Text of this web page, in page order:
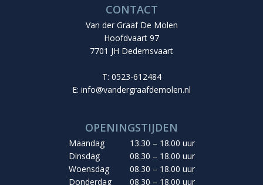
CONTACT
Van der Graaf De Molen
Hoofdvaart 97
7701 JH Dedemsvaart
T: 0523-612484
E: info@vandergraafdemolen.nl
OPENINGSTIJDEN
Maandag
13.30 – 18.00 uur
Dinsdag
08.30 – 18.00 uur
Woensdag
08.30 – 18.00 uur
Donderdag
08.30 – 18.00 uur